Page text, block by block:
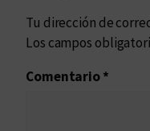
Tu dirección de
Los campos
Comentario*